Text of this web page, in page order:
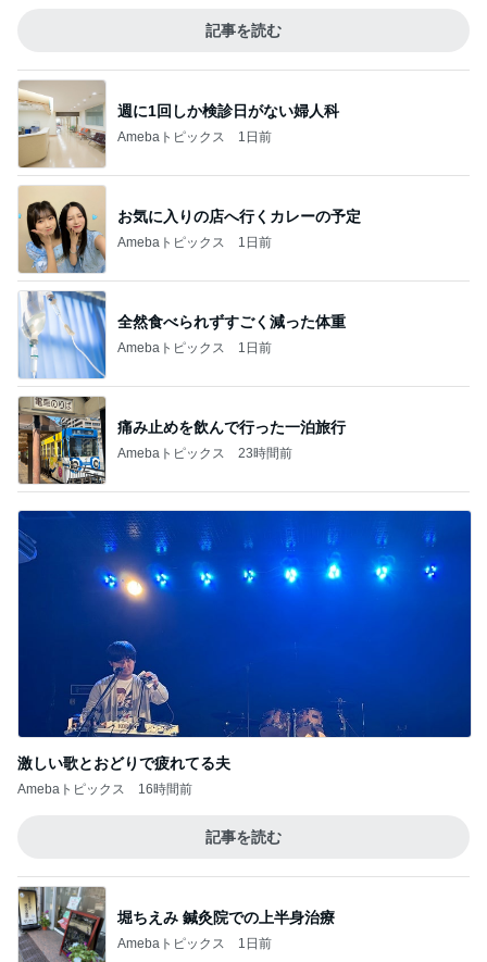
記事を読む
週に1回しか検診日がない婦人科
Amebaトピックス 1日前
お気に入りの店へ行くカレーの予定
Amebaトピックス 1日前
全然食べられずすごく減った体重
Amebaトピックス 1日前
痛み止めを飲んで行った一泊旅行
Amebaトピックス 23時間前
激しい歌とおどりで疲れてる夫
Amebaトピックス 16時間前
記事を読む
堀ちえみ 鍼灸院での上半身治療
Amebaトピックス 1日前